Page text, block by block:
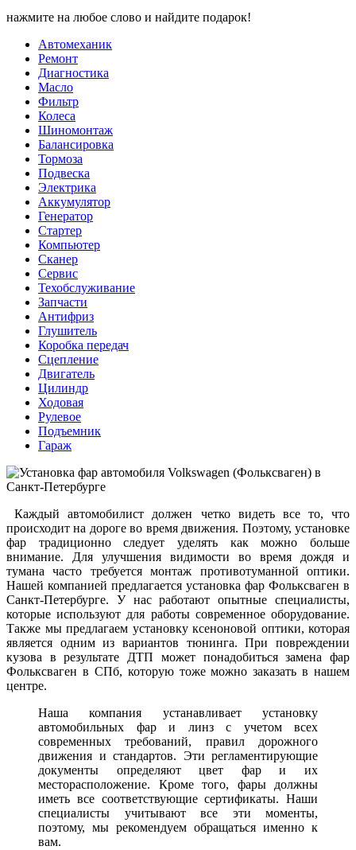
нажмите на любое слово и найдите подарок!
Автомеханик
Ремонт
Диагностика
Масло
Фильтр
Колеса
Шиномонтаж
Балансировка
Тормоза
Подвеска
Электрика
Аккумулятор
Генератор
Стартер
Компьютер
Сканер
Сервис
Техобслуживание
Запчасти
Антифриз
Глушитель
Коробка передач
Сцепление
Двигатель
Цилиндр
Ходовая
Рулевое
Подъемник
Гараж
Каждый автомобилист должен четко видеть все то, что
происходит на дороге во время движения. Поэтому, установке
фар традиционно следует уделять как можно больше
внимание. Для улучшения видимости во время дождя и
тумана часто требуется монтаж противотуманной оптики.
Нашей компанией предлагается установка фар Фольксваген в
Санкт-Петербурге. У нас работают опытные специалисты,
которые используют для работы современное оборудование.
Также мы предлагаем установку ксеноновой оптики, которая
является одним из вариантов тюнинга. При повреждении
кузова в результате ДТП может понадобиться замена фар
Фольксваген в СПб, которую тоже можно заказать в нашем
центре.
Наша компания устанавливает установку
автомобильных фар и линз с учетом всех
современных требований, правил дорожного
движения и стандартов. Эти регламентирующие
документы определяют цвет фар и их
месторасположение. Кроме того, фары должны
иметь все соответствующие сертификаты. Наши
специалисты учитывают все эти моменты,
поэтому, мы рекомендуем обращаться именно к
вам.